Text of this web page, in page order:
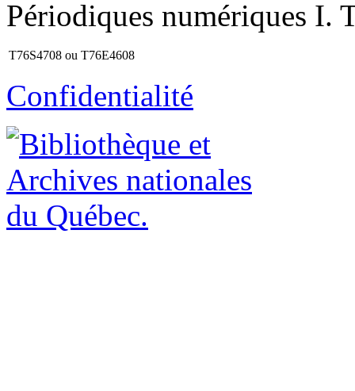
Périodiques numériques I.
T76S4708 ou T76E4608
Confidentialité